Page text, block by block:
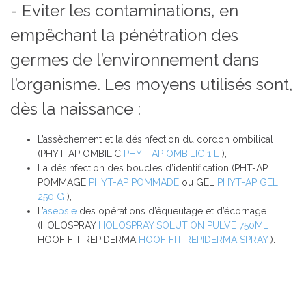
- Eviter les contaminations, en
empêchant la pénétration des
germes de l’environnement dans
l’organisme. Les moyens utilisés sont,
dès la naissance :
L’assèchement et la désinfection du cordon ombilical
(PHYT-AP OMBILIC PHYT-AP OMBILIC 1 L ),
La désinfection des boucles d’identification (PHT-AP
POMMAGE PHYT-AP POMMADE ou GEL PHYT-AP GEL
250 G ),
L’asepsie des opérations d’équeutage et d’écornage
(HOLOSPRAY HOLOSPRAY SOLUTION PULVE 750ML ,
HOOF FIT REPIDERMA HOOF FIT REPIDERMA SPRAY).